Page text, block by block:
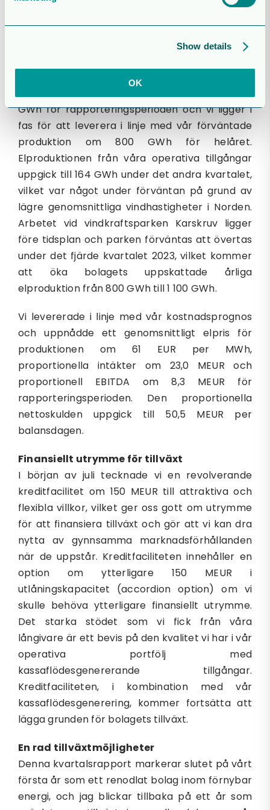
Show details
OK
Elproduktion och finansiella resultat
GWh för rapporteringsperioden och vi ligger i
fas för att leverera i linje med vår förväntade
produktion om 800 GWh för helåret.
Elproduktionen från våra operativa tillgångar
uppgick till 164 GWh under det andra kvartalet,
vilket var något under förväntan på grund av
lägre genomsnittliga vindhastigheter i Norden.
Arbetet vid vindkraftsparken Karskruv ligger
före tidsplan och parken förväntas att övertas
under det fjärde kvartalet 2023, vilket kommer
att öka bolagets uppskattade årliga
elproduktion från 800 GWh till 1 100 GWh.
Vi levererade i linje med vår kostnadsprognos
och uppnådde ett genomsnittligt elpris för
produktionen om 61 EUR per MWh,
proportionella intäkter om 23,0 MEUR och
proportionell EBITDA om 8,3 MEUR för
rapporteringsperioden. Den proportionella
nettoskulden uppgick till 50,5 MEUR per
balansdagen.
Finansiellt utrymme för tillväxt
I början av juli tecknade vi en revolverande
kreditfacilitet om 150 MEUR till attraktiva och
flexibla villkor, vilket ger oss gott om utrymme
för att finansiera tillväxt och gör att vi kan dra
nytta av gynnsamma marknadsförhållanden
när de uppstår. Kreditfaciliteten innehåller en
option om ytterligare 150 MEUR i
utlåningskapacitet (accordion option) om vi
skulle behöva ytterligare finansiellt utrymme.
Det starka stödet som vi fick från våra
långivare är ett bevis på den kvalitet vi har i vår
operativa portfölj med
kassaflödesgenererande tillgångar.
Kreditfaciliteten, i kombination med vår
kassaflödesgenerering, kommer fortsätta att
lägga grunden för bolagets tillväxt.
En rad tillväxtmöjligheter
Denna kvartalsrapport markerar slutet på vårt
första år som ett renodlat bolag inom förnybar
energi, och jag blickar tillbaka på ett år som